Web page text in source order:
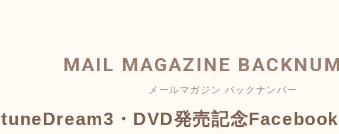
MAIL MAGAZINE
メールマガジン バックナンバー
・DVD発売記念